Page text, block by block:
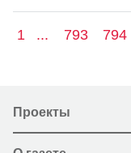
1 ... 793 794
Проекты